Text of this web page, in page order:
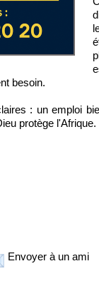
besoin.
: un emploi
protège
Envoyer à un ami